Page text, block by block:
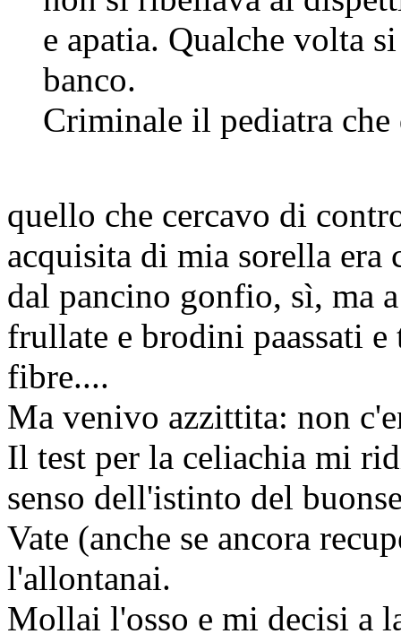
e apatia. Qualche volta
banco.
Criminale il pediatra
quello che cercavo di
acquisita di mia sorella
dal pancino gonfio, sì, ma
frullate e brodini paassati e
fibre....
Ma venivo azzittita: non
Il test per la celiachia mi
senso dell'istinto del
Vate (anche se ancora
l'allontanai.
Mollai l'osso e mi decisi a